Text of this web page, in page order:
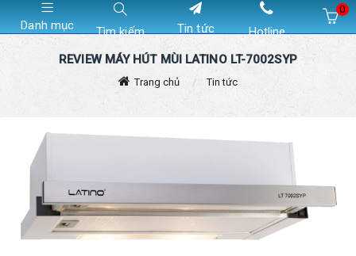
Danh mục Tìm kiếm Tin tức Hotline
0
REVIEW MÁY HÚT MÙI LATINO LT-7002SYP
Trang chủ Tin tức